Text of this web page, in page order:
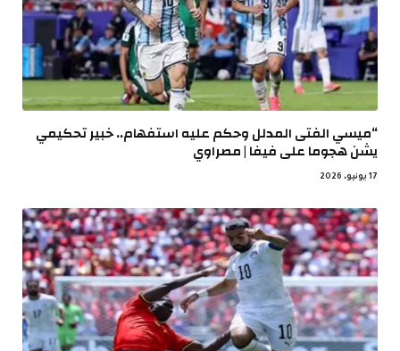
“ميسي الفتى المدلل وحكم عليه استفهام.. خبير تحكيمي
يشن هجوما على فيفا | مصراوي
17 يونيو، 2026